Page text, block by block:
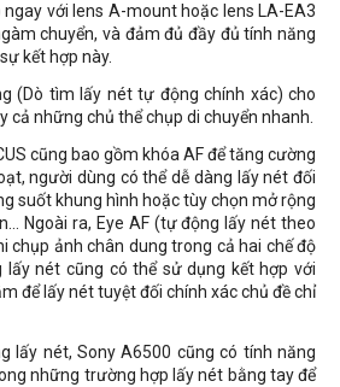
với lens A-mount hoặc lens LA-EA3
chuyển, và đảm đủ đầy đủ tính năng
kết hợp này.
(Dò tìm lấy nét tự động chính xác) cho
cả những chủ thể chụp di chuyển nhanh.
cũng bao gồm khóa AF để tăng cường
người dùng có thể dễ dàng lấy nét đối
suốt khung hình hoặc tùy chọn mở rộng
Ngoài ra, Eye AF (tự động lấy nét theo
chụp ảnh chân dung trong cả hai chế độ
lấy nét cũng có thể sử dụng kết hợp với
để lấy nét tuyệt đối chính xác chủ đề chỉ
lấy nét, Sony A6500 cũng có tính năng
những trường hợp lấy nét bằng tay để